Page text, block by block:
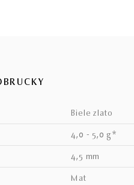
biele zlato
4,0 - 5,0 g*
4,5 mm
mat